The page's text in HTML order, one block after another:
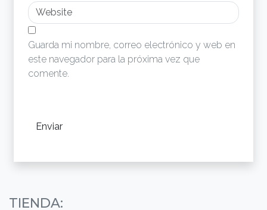
Guarda mi nombre, correo electrónico y web en
este navegador para la próxima vez que
comente.
TIENDA: